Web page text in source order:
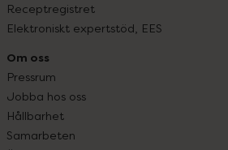
Receptregistret
Elektroniskt expertstöd, EES
Om oss
Pressrum
Jobba hos oss
Hållbarhet
Samarbeten